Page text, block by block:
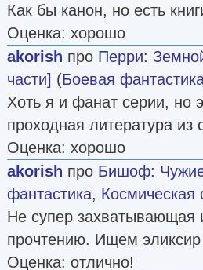
Как бы канон, но есть
Оценка: хорошо
akorish про Перри:
части] (Боевая
Хоть я и фанат серии, но
проходная литература из
Оценка: хорошо
akorish про Бишоф:
фантастика, Космическая
Не супер захватывающая
прочтению. Ищем
Оценка: отлично!